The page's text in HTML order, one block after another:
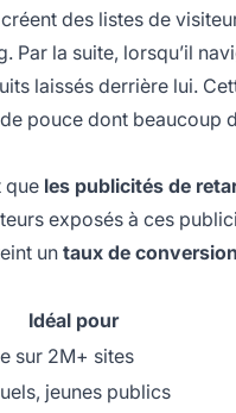
des listes de
la suite, lorsqu’il
laissés derrière lui.
pouce dont beaucoup
que les publicités de
exposés à ces
un taux de
Idéal pour
sur 2M+ sites
jeunes publics